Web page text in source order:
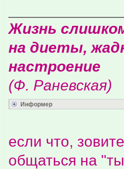
Жизнь
на диеты,
настроение
(Ф. Раневская)
Информер
если что,
общаться на